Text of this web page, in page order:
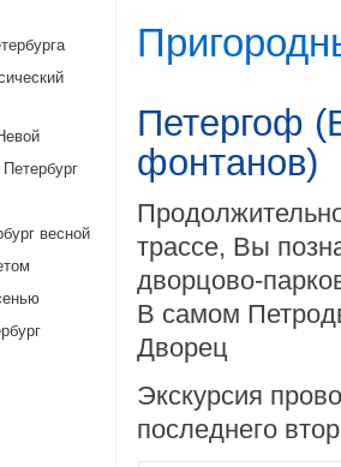
весной
Петергоф
фонтанов)
трассе, Вы
дворцово-
В самом
Дворец
Экскурсия
последнего